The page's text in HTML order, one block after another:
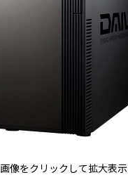
画像をクリックして拡大表示